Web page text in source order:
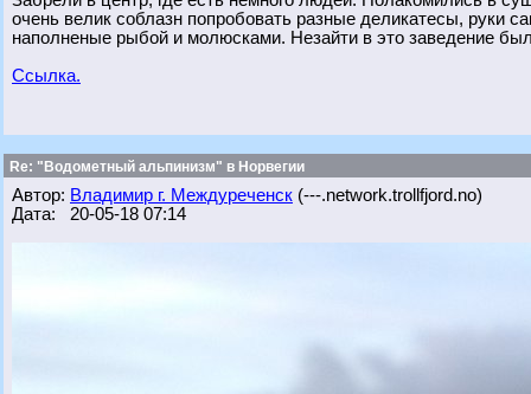
очень велик соблазн попробовать разные деликатесы, руки
наполненые рыбой и молюсками. Незайти в это заведение
Ссылка.
Re: "Водометный альпинизм" в Норвегии
Автор: Владимир г. Междуреченск (---.network.trollfjord.no)
Дата: 20-05-18 07:14